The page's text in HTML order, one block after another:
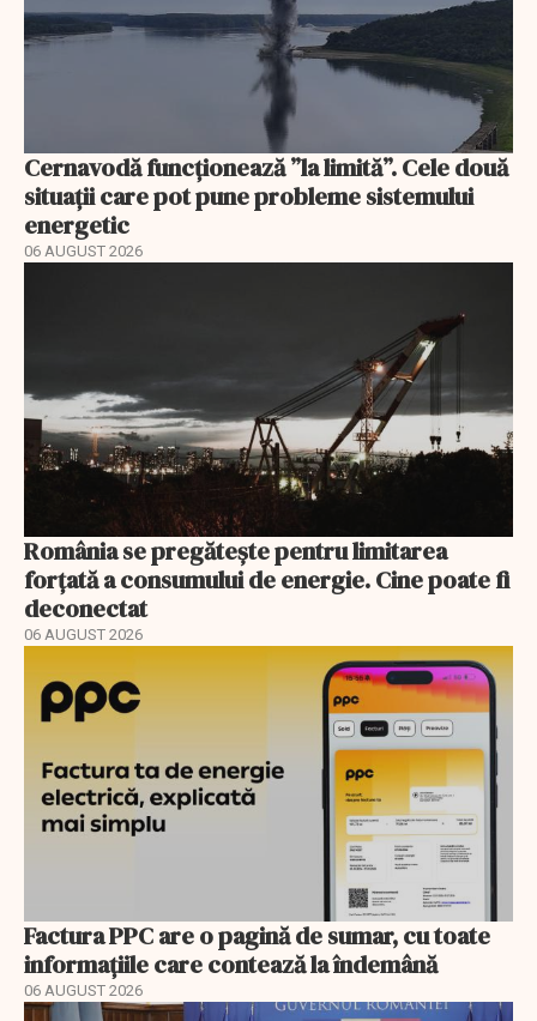
Cernavodă funcționează ”la limită”. Cele două
situații care pot pune probleme sistemului
energetic
06 AUGUST 2026
România se pregătește pentru limitarea
forțată a consumului de energie. Cine poate fi
deconectat
06 AUGUST 2026
Factura PPC are o pagină de sumar, cu toate
informațiile care contează la îndemână
06 AUGUST 2026